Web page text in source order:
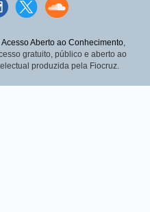
TwitterSound
cloud
Acesso Aberto ao Conhecimento,
gratuito, público e aberto ao
produzida pela Fiocruz.